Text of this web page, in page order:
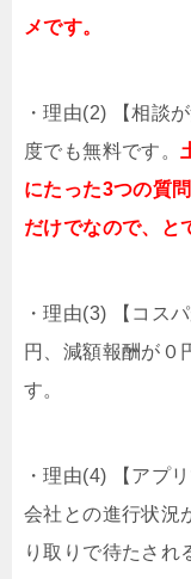
メです。
・理由(2) 【相談
度でも無料です。
にたった3つの質
だけでなので、と
・理由(3) 【コス
円、減額報酬が０
す。
・理由(4) 【アプ
会社との進行状況
り取りで待たされ